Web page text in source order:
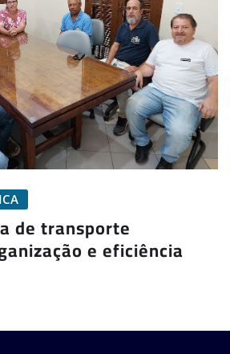
de transporte
e eficiência